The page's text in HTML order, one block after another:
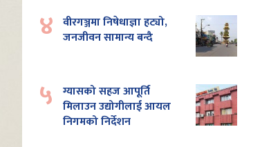
४ वीरगञ्जमा निषेधाज्ञा हट्यो,
जनजीवन सामान्य बन्दै
५ ग्यासको सहज आपूर्ति
मिलाउन उद्योगीलाई आयल
निगमको निर्देशन